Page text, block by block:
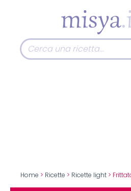
Home > Ricette > Ricette light >